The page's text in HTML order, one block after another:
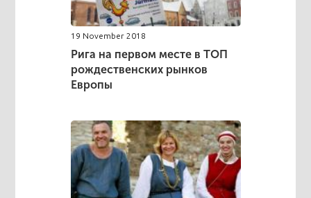
19 November 2018
Рига на первом месте в ТОП
рождественских рынков
Европы